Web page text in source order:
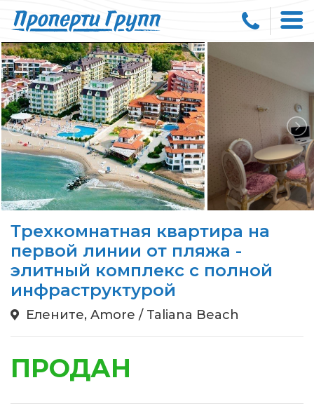
Трехкомнатная квартира на
первой линии от пляжа -
элитный комплекс с полной
инфраструктурой
Елените, Amore / Taliana Beach
ПРОДАН